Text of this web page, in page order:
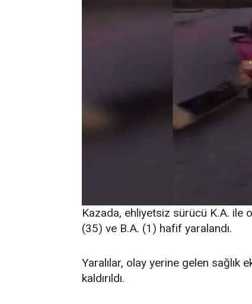
Kazada, ehliyetsiz sürücü K.A. ile
(35) ve B.A. (1) hafif yaralandı.
Yaralılar, olay yerine gelen sağlık
kaldırıldı.